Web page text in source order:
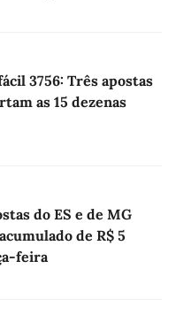
3756: Três apostas
as 15 dezenas
do ES e de MG
de R$ 5
feira